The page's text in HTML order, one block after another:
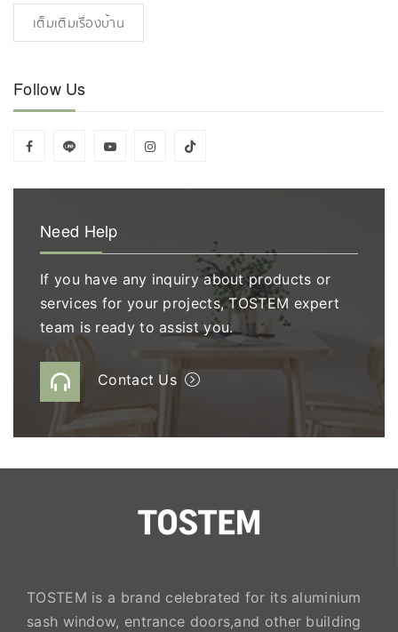
เต็มเติมเรื่องบ้าน
Follow Us
Need Help
If you have any inquiry about products or
services for your projects, TOSTEM expert
team is ready to assist you.
Contact Us
TOSTEM is a brand celebrated for its aluminium
sash window, entrance doors,and other building